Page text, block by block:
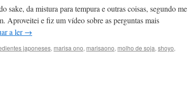
sake, da mistura para tempura e outras coisas, segundo me
Aproveitei e fiz um vídeo sobre as perguntas mais
a ler→
japoneses, marisa ono, marisaono, molho de soja, shoyo,